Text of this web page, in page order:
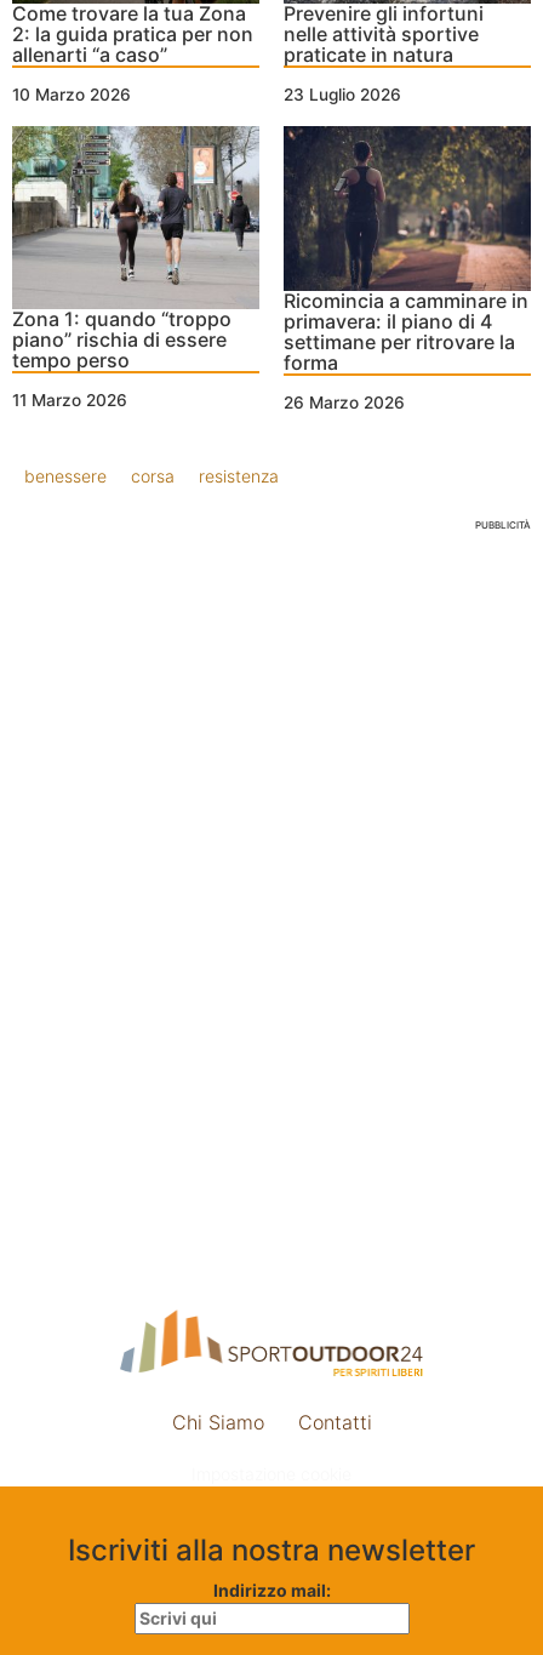
Come trovare la tua Zona
2: la guida pratica per non
allenarti “a caso”
10 Marzo 2026
Prevenire gli infortuni
nelle attività sportive
praticate in natura
23 Luglio 2026
Zona 1: quando “troppo
piano” rischia di essere
tempo perso
11 Marzo 2026
Ricomincia a camminare in
primavera: il piano di 4
settimane per ritrovare la
forma
26 Marzo 2026
benessere corsa resistenza
PUBBLICITÀ
Chi Siamo Contatti
Iscriviti alla nostra newsletter
Indirizzo mail: